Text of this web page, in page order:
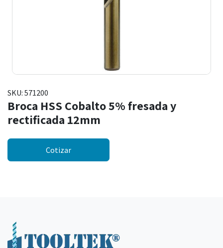
SKU: 571200
Broca HSS Cobalto 5% fresada y
rectificada 12mm
Cotizar